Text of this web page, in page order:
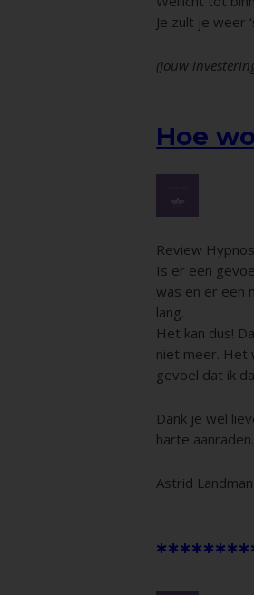
Je zult je weer
(Jouw
Hoe
Review
Is er een
was en er een
lang.
Het kan dus!
niet meer. Het
gevoel dat ik
Dank je wel
harte aanraden.
Astrid